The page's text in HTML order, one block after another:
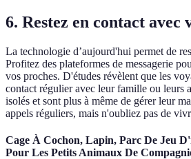
6. Restez en contact avec
La technologie d’aujourd'hui permet de
Profitez des plateformes de messagerie
vos proches. D'études révèlent que les
contact régulier avec leur famille ou leurs
isolés et sont plus à même de gérer leur
appels réguliers, mais n'oubliez pas de
Cage À Cochon, Lapin, Parc De Jeu
Pour Les Petits Animaux De